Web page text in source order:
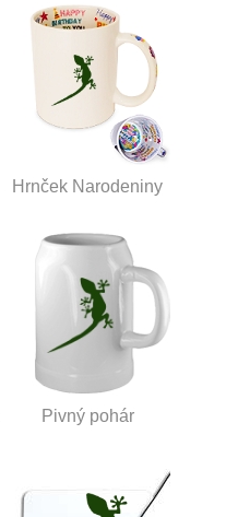
Hrnček Narodeniny
Pivný pohár